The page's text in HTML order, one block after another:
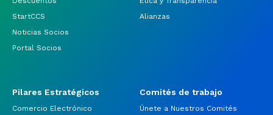
StartCCS
Noticias Socios
Portal Socios
Alianzas
Pilares Estratégicos
Comercio Electrónico
Comités de trabajo
Únete a Nuestros Comités